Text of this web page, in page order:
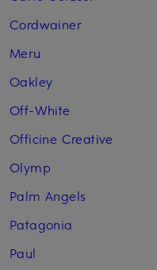
Cordwainer
Meru
Oakley
Off-White
Officine Creative
Olymp
Palm Angels
Patagonia
Paul